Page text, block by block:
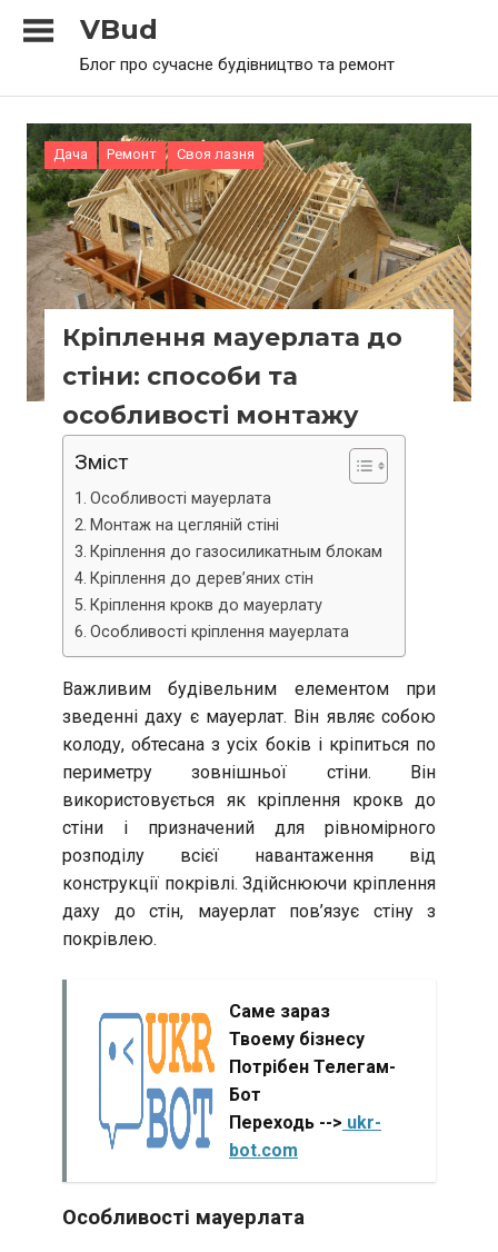
VBud
Блог про сучасне будівництво та ремонт
Дача Ремонт Своя лазня
Кріплення мауерлата до
стіни: способи та
особливості монтажу
Зміст
Особливості мауерлата
Монтаж на цегляній стіні
Кріплення до газосиликатным блокам
Кріплення до дерев’яних стін
Кріплення крокв до мауерлату
Особливості кріплення мауерлата
Важливим будівельним елементом при
зведенні даху є мауерлат. Він являє собою
колоду, обтесана з усіх боків і кріпиться по
периметру зовнішньої стіни. Він
використовується як кріплення крокв до
стіни і призначений для рівномірного
розподілу всієї навантаження від
конструкції покрівлі. Здійснюючи кріплення
даху до стін, мауерлат пов’язує стіну з
покрівлею.
Саме зараз
Твоему бізнесу
Потрібен Телегам-
Бот
Переходь --> ukr-
bot.com
Особливості мауерлата